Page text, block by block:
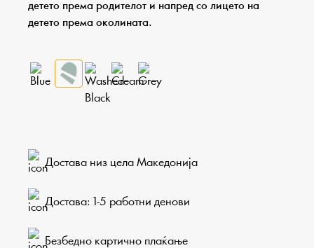
детето према родителот и напред со лицето на
детето према околината.
Достава низ цела Македонија
Достава: 1-5 работни денови
Безбедно картично плаќање